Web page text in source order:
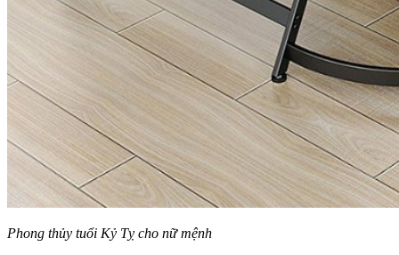
Phong thủy tuổi Kỷ Tỵ cho nữ mệnh